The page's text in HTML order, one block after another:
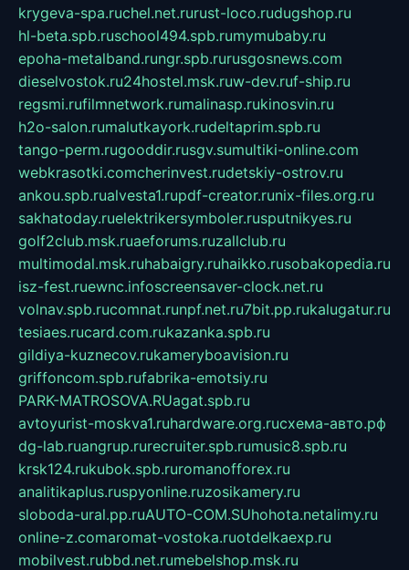
krygeva-spa.ruchel.net.rurust-loco.rudugshop.ru
hl-beta.spb.ruschool494.spb.rumymubaby.ru
epoha-metalband.rungr.spb.rurusgosnews.com
dieselvostok.ru24hostel.msk.ruw-dev.ruf-ship.ru
regsmi.rufilmnetwork.rumalinasp.rukinosvin.ru
h2o-salon.rumalutkayork.rudeltaprim.spb.ru
tango-perm.rugooddir.rusgv.sumultiki-online.com
webkrasotki.comcherinvest.rudetskiy-ostrov.ru
ankou.spb.rualvesta1.rupdf-creator.runix-files.org.ru
sakhatoday.ruelektrikersymboler.rusputnikyes.ru
golf2club.msk.ruaeforums.ruzallclub.ru
multimodal.msk.ruhabaigry.ruhaikko.rusobakopedia.ru
isz-fest.ruewnc.infoscreensaver-clock.net.ru
volnav.spb.rucomnat.runpf.net.ru7bit.pp.rukalugatur.ru
tesiaes.rucard.com.rukazanka.spb.ru
gildiya-kuznecov.rukameryboavision.ru
griffoncom.spb.rufabrika-emotsiy.ru
PARK-MATROSOVA.RUagat.spb.ru
avtoyurist-moskva1.ruhardware.org.ruсхема-авто.рф
dg-lab.ruangrup.rurecruiter.spb.rumusic8.spb.ru
krsk124.rukubok.spb.ruromanofforex.ru
analitikaplus.ruspyonline.ruzosikamery.ru
sloboda-ural.pp.ruAUTO-COM.SUhohota.netalimy.ru
online-z.comaromat-vostoka.ruotdelkaexp.ru
mobilvest.rubbd.net.rumebelshop.msk.ru